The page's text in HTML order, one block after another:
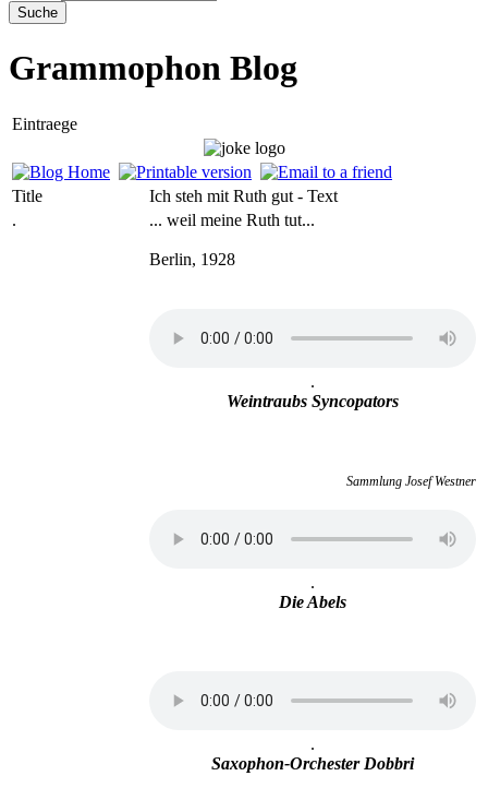
Grammophon Blog
Eintraege
Title
Ich steh mit Ruth gut - Text
.
... weil meine Ruth tut...
Berlin, 1928
.
Weintraubs Syncopators
Sammlung Josef Westner
.
Die Abels
.
Saxophon-Orchester Dobbri